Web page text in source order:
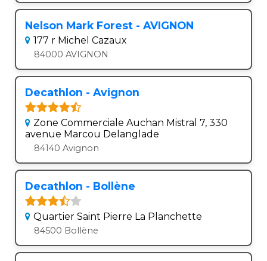
Nelson Mark Forest - AVIGNON
177 r Michel Cazaux
84000 AVIGNON
Decathlon - Avignon
Zone Commerciale Auchan Mistral 7, 330
avenue Marcou Delanglade
84140 Avignon
Decathlon - Bollène
Quartier Saint Pierre La Planchette
84500 Bollène